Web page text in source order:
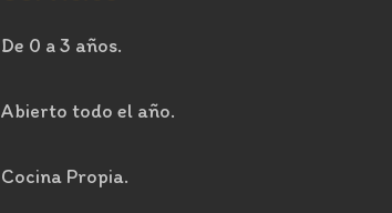
De 0 a 3 años.
Abierto todo el año.
Cocina Propia.